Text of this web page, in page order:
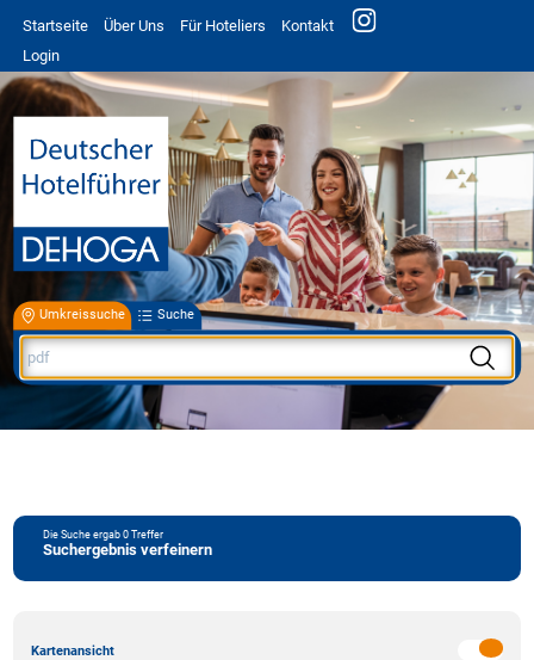
Startseite Über Uns Für Hoteliers
Kontakt
Login
Umkreissuche Suche
Die Suche ergab0Treffer
Suchergebnis verfeinern
Kartenansicht